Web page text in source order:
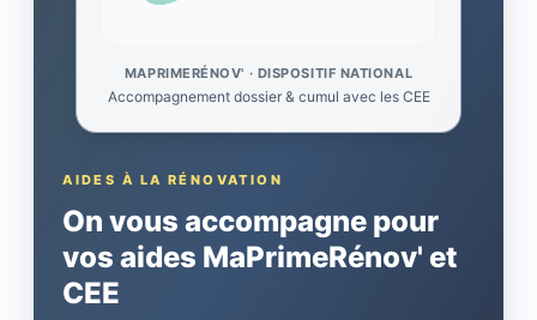
MAPRIMERÉNOV' · DISPOSITIF NATIONAL
Accompagnement dossier & cumul avec les CEE
AIDES À LA RÉNOVATION
On vous accompagne pour
vos aides MaPrimeRénov' et
CEE